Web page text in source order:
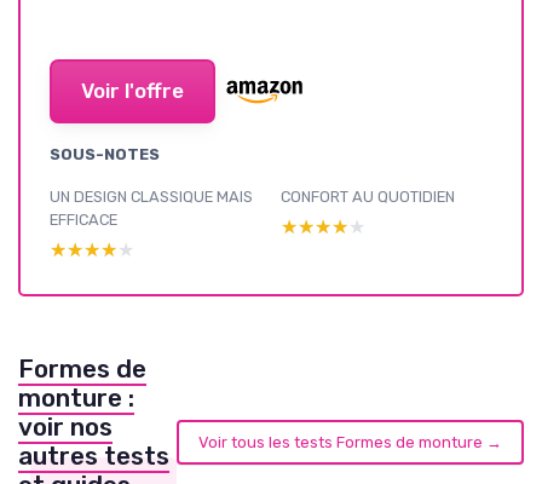
Voir l'offre
SOUS-NOTES
UN DESIGN CLASSIQUE MAIS
EFFICACE
★★★★★
★★★★★
CONFORT AU QUOTIDIEN
★★★★★
★★★★★
Formes de
monture :
voir nos
autres tests
Voir tous les tests Formes de monture →